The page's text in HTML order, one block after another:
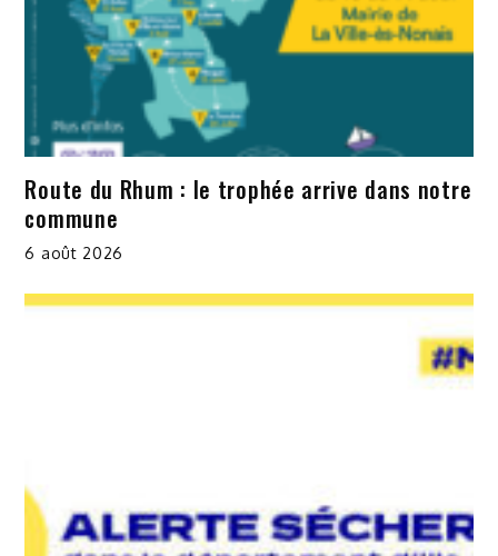
Route du Rhum : le trophée arrive dans notre
commune
6 août 2026